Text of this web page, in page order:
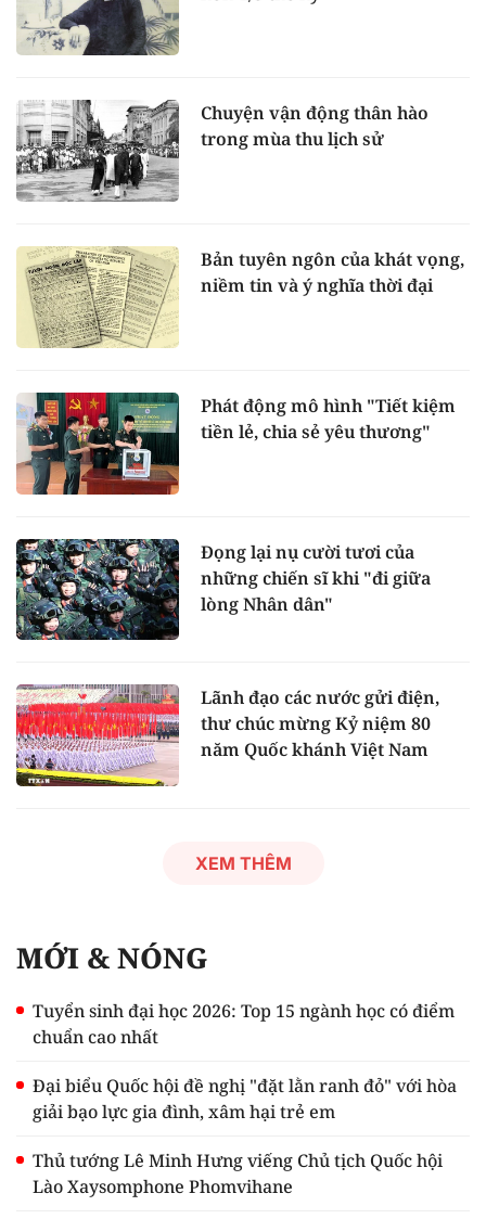
Chuyện vận động thân hào
trong mùa thu lịch sử
Bản tuyên ngôn của khát vọng,
niềm tin và ý nghĩa thời đại
Phát động mô hình "Tiết kiệm
tiền lẻ, chia sẻ yêu thương"
Đọng lại nụ cười tươi của
những chiến sĩ khi "đi giữa
lòng Nhân dân"
Lãnh đạo các nước gửi điện,
thư chúc mừng Kỷ niệm 80
năm Quốc khánh Việt Nam
XEM THÊM
MỚI & NÓNG
Tuyển sinh đại học 2026: Top 15 ngành học có điểm
chuẩn cao nhất
Đại biểu Quốc hội đề nghị "đặt lằn ranh đỏ" với hòa
giải bạo lực gia đình, xâm hại trẻ em
Thủ tướng Lê Minh Hưng viếng Chủ tịch Quốc hội
Lào Xaysomphone Phomvihane